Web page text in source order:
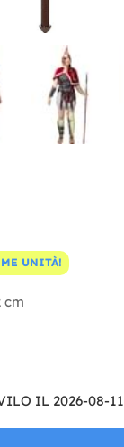
UNITÀ!
cm
IL 2026-08-11